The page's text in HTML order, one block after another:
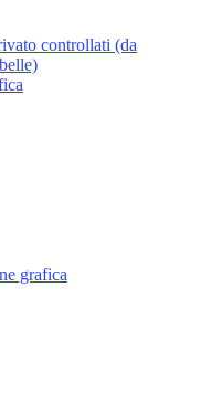
controllati (da
grafica